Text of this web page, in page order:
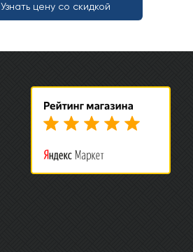
Узнать цену со скидкой